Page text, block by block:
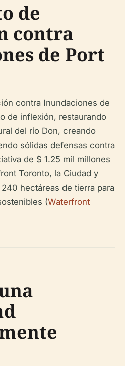
de
contra
de Port
contra Inundaciones de
de inflexión, restaurando
del río Don, creando
sólidas defensas contra
de $ 1.25 mil millones
Toronto, la Ciudad y
hectáreas de tierra para
(Waterfront